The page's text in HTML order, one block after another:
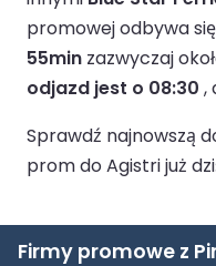
promowej odbywa się
55min zazwyczaj
odjazd jest o 08:30 ,
Sprawdź najnowszą
prom do Agistri już
Firmy promowe z